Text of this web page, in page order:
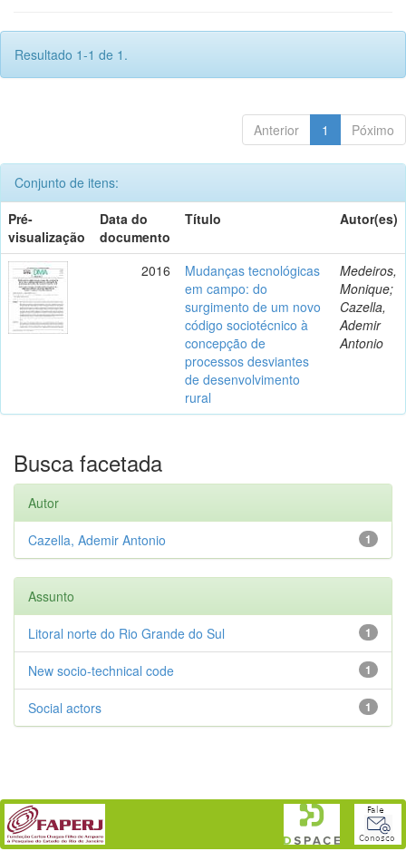
Resultado 1-1 de 1.
Anterior 1 Póximo
Conjunto de itens:
Pré-
visualização
Data do
documento
Título Autor(es)
2016
Mudanças tecnológicas
em campo: do
surgimento de um novo
código sociotécnico à
concepção de
processos desviantes
de desenvolvimento
rural
Medeiros,
Monique;
Cazella,
Ademir
Antonio
Busca facetada
Autor
1
Cazella, Ademir Antonio
Assunto
1
Litoral norte do Rio Grande do Sul
1
New socio-technical code
1
Social actors